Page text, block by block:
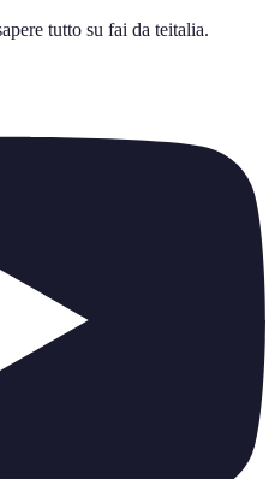
tutto su fai da teitalia.